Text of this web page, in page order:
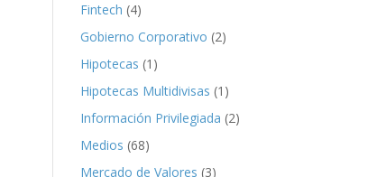
Fintech (4)
Gobierno Corporativo (2)
Hipotecas (1)
Hipotecas Multidivisas (1)
Información Privilegiada (2)
Medios (68)
Mercado de Valores (3)